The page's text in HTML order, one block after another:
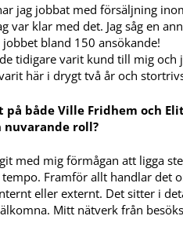
jag jobbat med försäljning
var klar med det. Jag såg en
bland 150 ansökande!
tidigare varit kund till mig och
här i drygt två år och
på både Ville Fridhem och
roll?
med mig förmågan att ligga
Framför allt handlar det
eller externt. Det sitter i
Mitt nätverk från